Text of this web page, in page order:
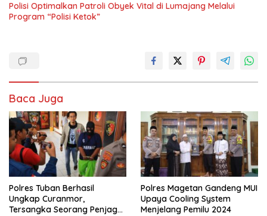
Polisi Optimalkan Patroli Obyek Vital di Lumajang Melalui
Program “Polisi Ketok”
Baca Juga
Polres Tuban Berhasil
Ungkap Curanmor,
Tersangka Seorang Penjaga
Polres Magetan Gandeng MUI
Upaya Cooling System
Menjelang Pemilu 2024